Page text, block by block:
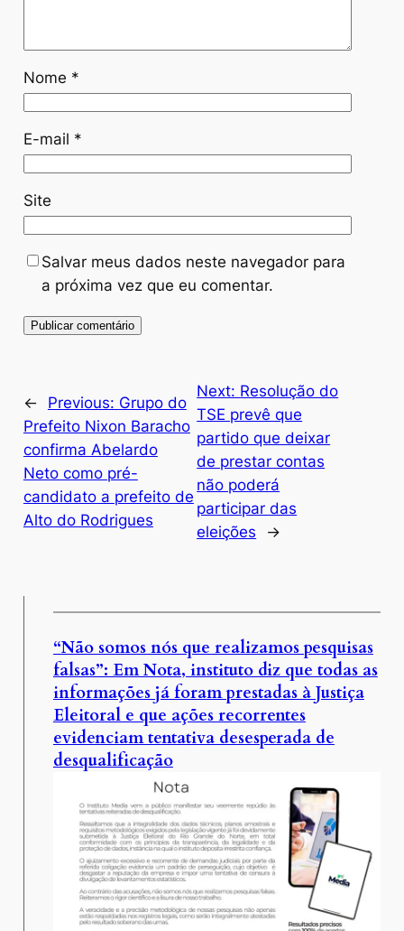
Nome *
E-mail *
Site
Salvar meus dados neste navegador para
a próxima vez que eu comentar.
← Previous: Grupo do
Prefeito Nixon Baracho
confirma Abelardo
Neto como pré-
candidato a prefeito de
Alto do Rodrigues
Next: Resolução do
TSE prevê que
partido que deixar
de prestar contas
não poderá
participar das
eleições
→
“Não somos nós que realizamos pesquisas
falsas”: Em Nota, instituto diz que todas as
informações já foram prestadas à Justiça
Eleitoral e que ações recorrentes
evidenciam tentativa desesperada de
desqualificação